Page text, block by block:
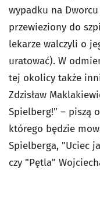
wypadku na
przewieziony do
lekarze walczyli o
uratować). W
tej okolicy także
Zdzisław
Spielberg!” – piszą
którego będzie
Spielberga, "Uciec
czy "Pętla"